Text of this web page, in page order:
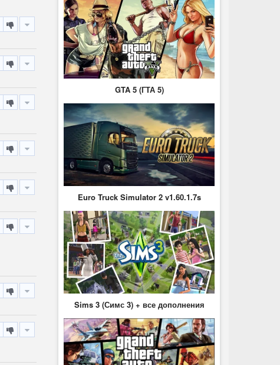
GTA 5 (ГТА 5)
Euro Truck Simulator 2 v1.60.1.7s
Sims 3 (Симс 3) + все дополнения